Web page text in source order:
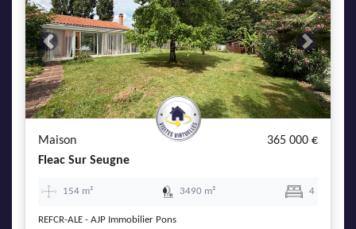
Previous Next
Maison
365 000 €
Fleac Sur Seugne
154 m² 3490 m² 4
REFCR-ALE - AJP Immobilier Pons